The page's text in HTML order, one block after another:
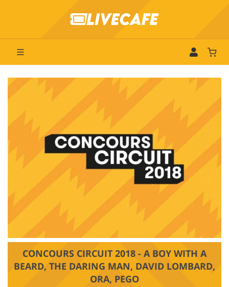
CONCOURS CIRCUIT 2018 - A BOY WITH A
BEARD, THE DARING MAN, DAVID LOMBARD,
ORA, PEGO